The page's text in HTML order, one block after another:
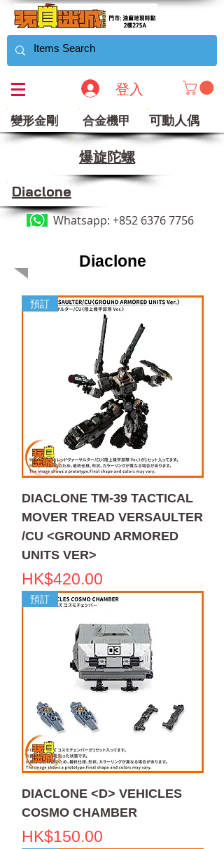
登入
變形金剛 合金機甲 可動人偶
​爆旋陀螺
Diaclone
Whatsapp: +852 6376 7756
Diaclone
預訂
DIACLONE TM-39 TACTICAL
MOVER TREAD VERSAULTER
/CU <GROUND ARMORED
UNITS VER>
價格
HK$420.00
預訂
DIACLONE <D> VEHICLES
COSMO CHAMBER
價格
HK$150.00